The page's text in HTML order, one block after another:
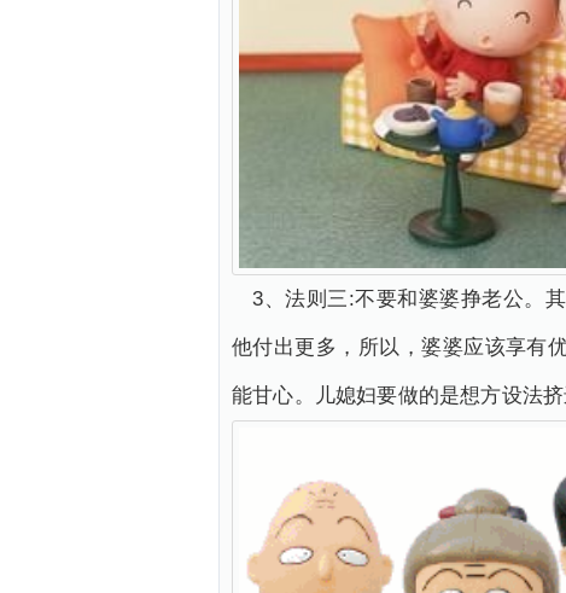
3、法则三:不要和婆婆挣老公。
他付出更多，所以，婆婆应该享有
能甘心。儿媳妇要做的是想方设法